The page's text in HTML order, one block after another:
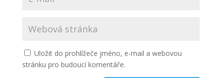
Uložit do prohlížeče jméno, e-mail a webovou
stránku pro budoucí komentáře.